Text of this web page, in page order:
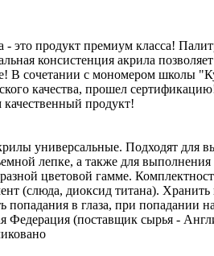
- это продукт премиум класса!
консистенция акрила
В сочетании с мономером школы
качества, прошел
продукт!
универсальные. Подходят для
лепке, а также для
цветовой гамме.
(слюда, диоксид титана).
попадания в глаза, при
Федерация (поставщик сырья -